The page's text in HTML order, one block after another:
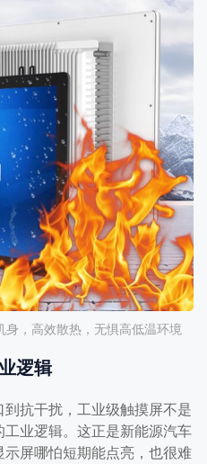
，高效散热，无惧高低温环境
逻辑
抗干扰，工业级触摸屏不是
业逻辑。这正是新能源汽车
屏哪怕短期能点亮，也很难